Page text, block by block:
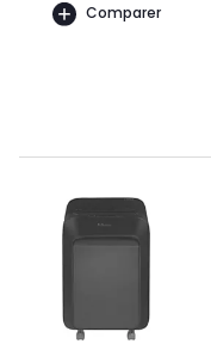
Comparer